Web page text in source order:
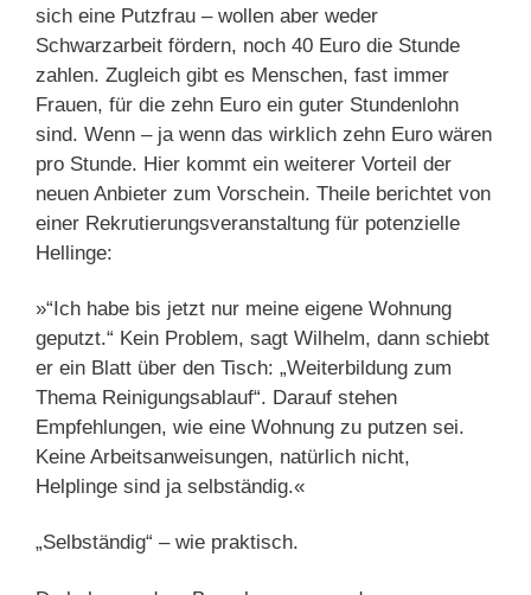
sich eine Putzfrau – wollen aber weder
Schwarzarbeit fördern, noch 40 Euro die Stunde
zahlen. Zugleich gibt es Menschen, fast immer
Frauen, für die zehn Euro ein guter Stundenlohn
sind. Wenn – ja wenn das wirklich zehn Euro wären
pro Stunde. Hier kommt ein weiterer Vorteil der
neuen Anbieter zum Vorschein. Theile berichtet von
einer Rekrutierungsveranstaltung für potenzielle
Hellinge:
»“Ich habe bis jetzt nur meine eigene Wohnung
geputzt.“ Kein Problem, sagt Wilhelm, dann schiebt
er ein Blatt über den Tisch: „Weiterbildung zum
Thema Reinigungsablauf“. Darauf stehen
Empfehlungen, wie eine Wohnung zu putzen sei.
Keine Arbeitsanweisungen, natürlich nicht,
Helplinge sind ja selbständig.«
„Selbständig“ – wie praktisch.